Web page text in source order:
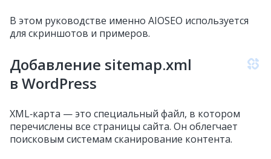
В этом руководстве именно AIOSEO используется
для скриншотов и примеров.
Добавление sitemap.xml
в WordPress
XML‑карта — это специальный файл, в котором
перечислены все страницы сайта. Он облегчает
поисковым системам сканирование контента.